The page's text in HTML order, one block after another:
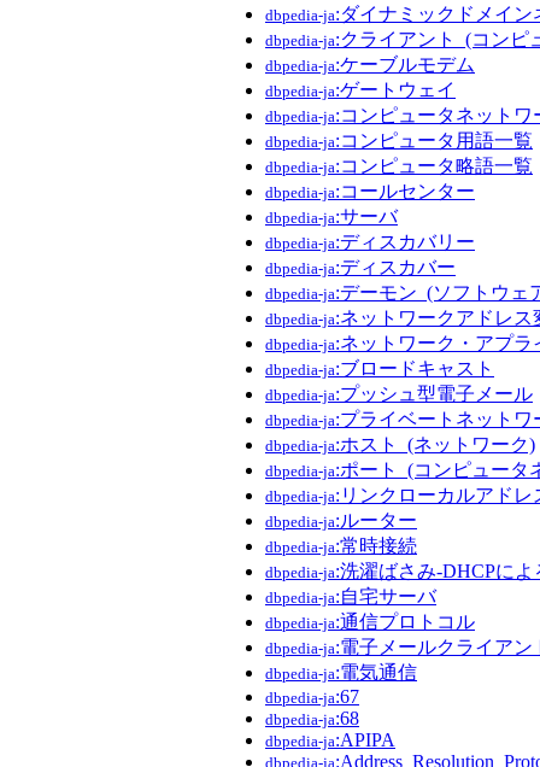
dbpedia-ja:ダイナミックドメイン
dbpedia-ja:クライアント_(コンピ
dbpedia-ja:ケーブルモデム
dbpedia-ja:ゲートウェイ
dbpedia-ja:コンピュータネットワ
dbpedia-ja:コンピュータ用語一覧
dbpedia-ja:コンピュータ略語一覧
dbpedia-ja:コールセンター
dbpedia-ja:サーバ
dbpedia-ja:ディスカバリー
dbpedia-ja:ディスカバー
dbpedia-ja:デーモン_(ソフトウェ
dbpedia-ja:ネットワークアドレス
dbpedia-ja:ネットワーク・アプラ
dbpedia-ja:ブロードキャスト
dbpedia-ja:プッシュ型電子メール
dbpedia-ja:プライベートネットワ
dbpedia-ja:ホスト_(ネットワーク)
dbpedia-ja:ポート_(コンピュータ
dbpedia-ja:リンクローカルアドレ
dbpedia-ja:ルーター
dbpedia-ja:常時接続
dbpedia-ja:洗濯ばさみ-DHCPに
dbpedia-ja:自宅サーバ
dbpedia-ja:通信プロトコル
dbpedia-ja:電子メールクライアン
dbpedia-ja:電気通信
dbpedia-ja:67
dbpedia-ja:68
dbpedia-ja:APIPA
dbpedia-ja